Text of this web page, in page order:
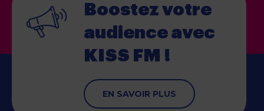
Boostez votre
audience avec
KISS FM !
EN SAVOIR PLUS